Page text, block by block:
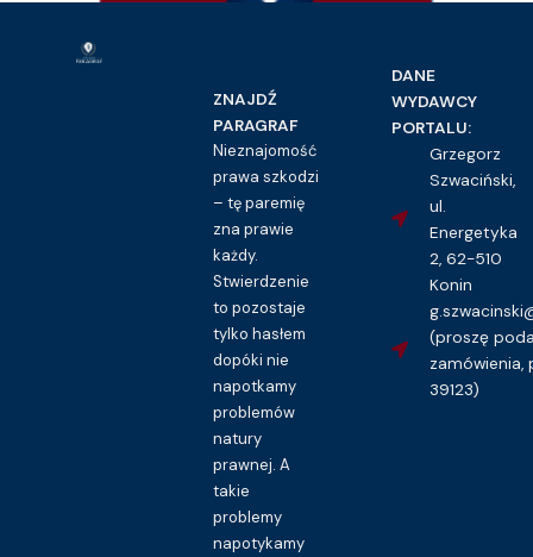
Prawo pracy i ubezpieczeń społecznych
Wyjazd służbowy – wzór polecenia
Kupuję dostęp do wzoru pisma
ZNAJDŹ
PARAGRAF
Nieznajomość
prawa szkodzi
– tę paremię
zna prawie
każdy.
Stwierdzenie
to pozostaje
tylko hasłem
dopóki nie
napotkamy
problemów
natury
prawnej. A
takie
problemy
napotykamy
DANE
WYDAWCY
PORTALU:
Grzegorz
Szwaciński,
ul.
Energetyka
2, 62-510
Konin
(proszę
zamówienia,
39123)